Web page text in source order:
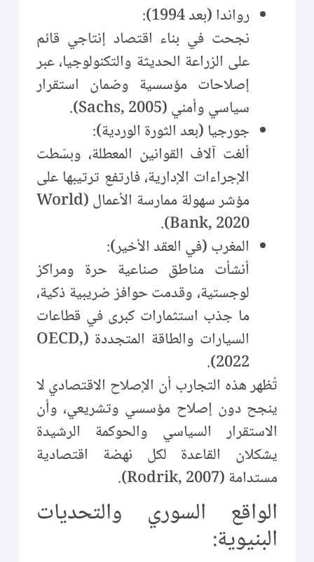
رواندا (بعد 1994):
نجحت في بناء اقتصاد إنتاجي قائم
على الزراعة الحديثة والتكنولوجيا، عبر
إصلاحات مؤسسية وضمان استقرار
سياسي وأمني (Sachs, 2005).
جورجيا (بعد الثورة الوردية):
ألغت آلاف القوانين المعطلة، وبسّطت
الإجراءات الإدارية، فارتفع ترتيبها على
مؤشر سهولة ممارسة الأعمال (World
Bank, 2020).
المغرب (في العقد الأخير):
أنشأت مناطق صناعية حرة ومراكز
لوجستية، وقدمت حوافز ضريبية ذكية،
ما جذب استثمارات كبرى في قطاعات
السيارات والطاقة المتجددة (OECD,
2022).
تُظهر هذه التجارب أن الإصلاح الاقتصادي لا
ينجح دون إصلاح مؤسسي وتشريعي، وأن
الاستقرار السياسي والحوكمة الرشيدة
يشكلان القاعدة لكل نهضة اقتصادية
مستدامة (Rodrik, 2007).
الواقع السوري والتحديات
البنيوية: